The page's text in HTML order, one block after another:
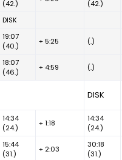
(42.)
(42.)
DISK
19:07
(40.)
+ 5:25 (.)
18:07
(46.)
+ 4:59 (.)
DISK
14:34
(24.)
+ 1:18
14:34
(24.)
15:44
(31.)
+ 2:03
30:18
(31.)